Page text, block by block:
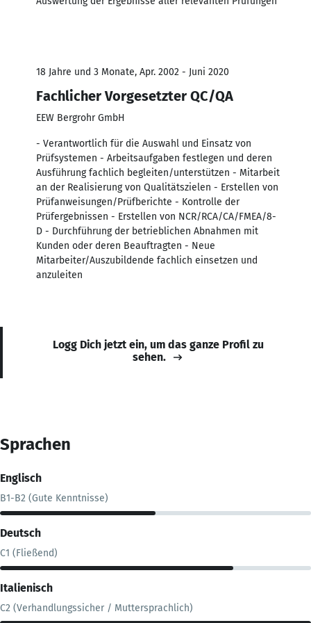
18 Jahre und 3 Monate, Apr. 2002 - Juni 2020
Fachlicher Vorgesetzter QC/QA
EEW Bergrohr GmbH
- Verantwortlich für die Auswahl und Einsatz von
Prüfsystemen - Arbeitsaufgaben festlegen und deren
Ausführung fachlich begleiten/unterstützen - Mitarbeit
an der Realisierung von Qualitätszielen - Erstellen von
Prüfanweisungen/Prüfberichte - Kontrolle der
Prüfergebnissen - Erstellen von NCR/RCA/CA/FMEA/8-
D - Durchführung der betrieblichen Abnahmen mit
Kunden oder deren Beauftragten - Neue
Mitarbeiter/Auszubildende fachlich einsetzen und
anzuleiten
Logg Dich jetzt ein, um das ganze Profil zu
sehen.
Sprachen
Englisch
B1-B2 (Gute Kenntnisse)
Deutsch
C1 (Fließend)
Italienisch
C2 (Verhandlungssicher / Muttersprachlich)